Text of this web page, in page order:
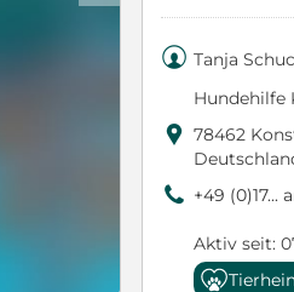
 Tanja
Hundehilfe
 78462
9 +49 (0)17...
Aktiv seit: